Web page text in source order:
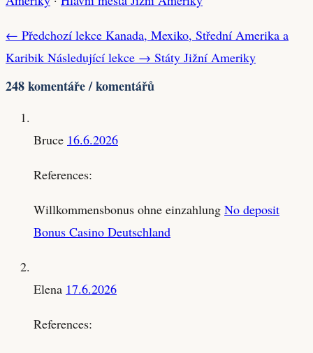
← Předchozí lekce Kanada, Mexiko, Střední Amerika a
Karibik Následující lekce → Státy Jižní Ameriky
248 komentáře / komentářů
Bruce 16.6.2026
References:
Willkommensbonus ohne einzahlung No deposit
Bonus Casino Deutschland
Elena 17.6.2026
References: